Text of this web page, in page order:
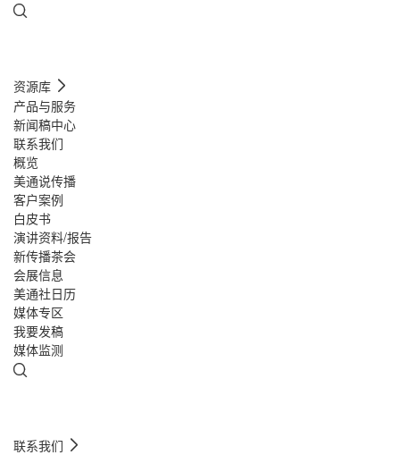
资源库
产品与服务
新闻稿中心
联系我们
概览
美通说传播
客户案例
白皮书
演讲资料/报告
新传播茶会
会展信息
美通社日历
媒体专区
我要发稿
媒体监测
联系我们